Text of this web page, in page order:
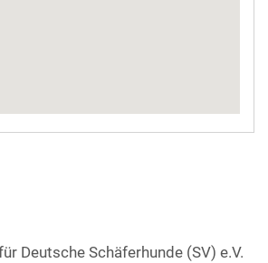
Deutsche Schäferhunde (SV) e.V.